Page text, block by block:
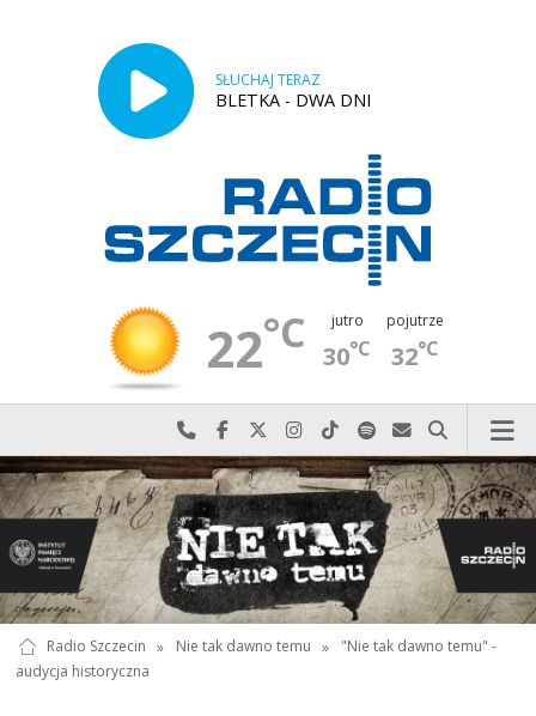
SŁUCHAJ TERAZ
BLETKA - DWA DNI
22°C jutro
30°C
pojutrze
32°C
Najlepiej po prostu do nas zadzwoń
Odwiedź nas na Facebook-u
Odwiedź nas na X
Odwiedź nas na Instagram-ie
Odwiedź nas na TikTok-u
Szukaj nas na Spotify
Wyślij do nas
Szukaj
Radio Szczecin » Nie tak dawno temu »
"Nie tak dawno temu" -
audycja historyczna